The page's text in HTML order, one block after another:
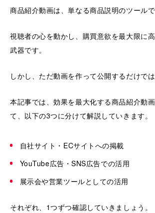
商品紹介動画は、単なる商品説明のツールで
視聴者の心を動かし、購買意欲を最大限に
武器です。
しかし、ただ動画を作って公開するだけでは
本記事では、効果を最大化する商品紹介動
て、以下の3つに分けて解説していきます。
自社サイト・ECサイトへの掲載
YouTube広告・SNS広告での活用
展示会や営業ツールとしての活用
それぞれ、1つずつ確認していきましょう。